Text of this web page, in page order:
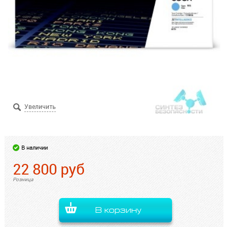
В наличии
22 800 руб
Розница
В корзину